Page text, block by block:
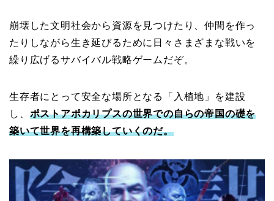
崩壊した文明社会から資源を見つけたり、仲間を作っ
たりしながら生き延びるために日々さまざまな戦いを
繰り広げるサバイバル戦略ゲームだぞ。
生存者にとって安全な場所となる「入植地」を建設
し、 ポストアポカリプスの世界での自らの帝国の礎を
築いて世界を再構築していくのだ。